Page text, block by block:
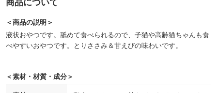
＜商品の説明＞
液状おやつです。舐めて食べられるので、子猫や高齢猫ちゃんも食
べやすいおやつです。とりささみ＆甘えびの味わいです。
＜素材・材質・成分＞